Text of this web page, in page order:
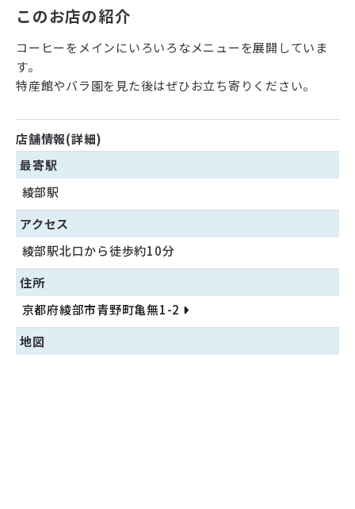
このお店の紹介
コーヒーをメインにいろいろなメニューを展開していま
す。
特産館やバラ園を見た後はぜひお立ち寄りください。
店舗情報(詳細)
最寄駅
綾部駅
アクセス
綾部駅北口から徒歩約10分
住所
京都府綾部市青野町亀無1-2
地図